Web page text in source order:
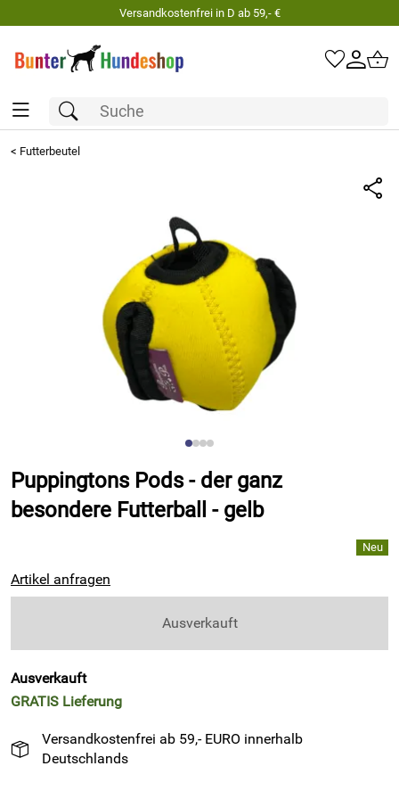
Versandkostenfrei in D ab 59,- €
< Futterbeutel
Puppingtons Pods - der ganz
besondere Futterball - gelb
Artikel anfragen
Ausverkauft
Ausverkauft
GRATIS Lieferung
Versandkostenfrei ab 59,- EURO innerhalb
Deutschlands